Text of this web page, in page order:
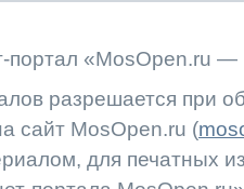
«MosOpen.ru —
разрешается при
сайт MosOpen.ru (
для печатных